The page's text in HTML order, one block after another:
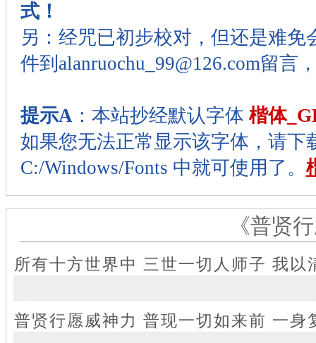
式！
另：经咒已初步校对，但还是难
件到alanruochu_99@126.com留言
提示A：本站抄经默认字体 楷体
如果您无法正常显示该字体，请
C:/Windows/Fonts 中就可使用了。
《普贤
所有十方世界中 三世一切人师子 我
普贤行愿威神力 普现一切如来前 一身